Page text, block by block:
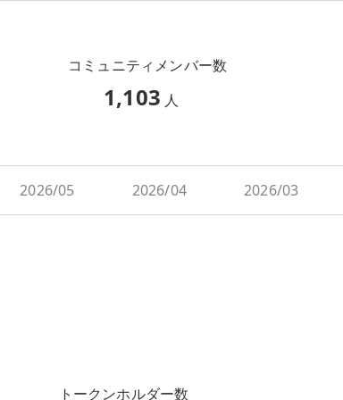
コミュニティメンバー数
1,103 人
2026/05 2026/04 2026/03
トークンホルダー数